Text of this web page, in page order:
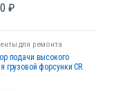
₽
для ремонта
подачи высокого
грузовой форсунки CR